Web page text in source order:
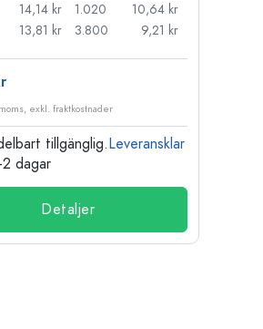
14,14 kr
13,81 kr
1.020
10,64 kr
3.800
9,21 kr
exkl. fraktkostnader
tillgänglig.Leveransklar
dagar
Detaljer